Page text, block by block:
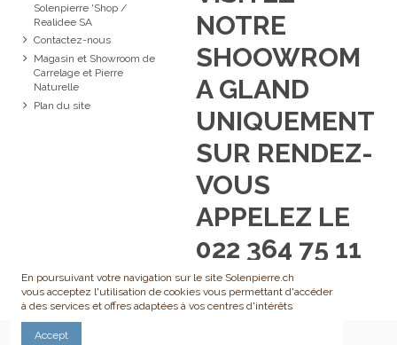
Solenpierre 'Shop /
Realidee SA
Contactez-nous
Magasin et Showroom de
Carrelage et Pierre
Naturelle
Plan du site
NOTRE
SHOOWROM
A GLAND
UNIQUEMENT
SUR RENDEZ-
VOUS
APPELEZ LE
022 364 75 11
En poursuivant votre navigation sur le site Solenpierre.ch
vous acceptez l'utilisation de cookies vous permettant d'accéder
à des services et offres adaptées à vos centres d'intérêts
Accept